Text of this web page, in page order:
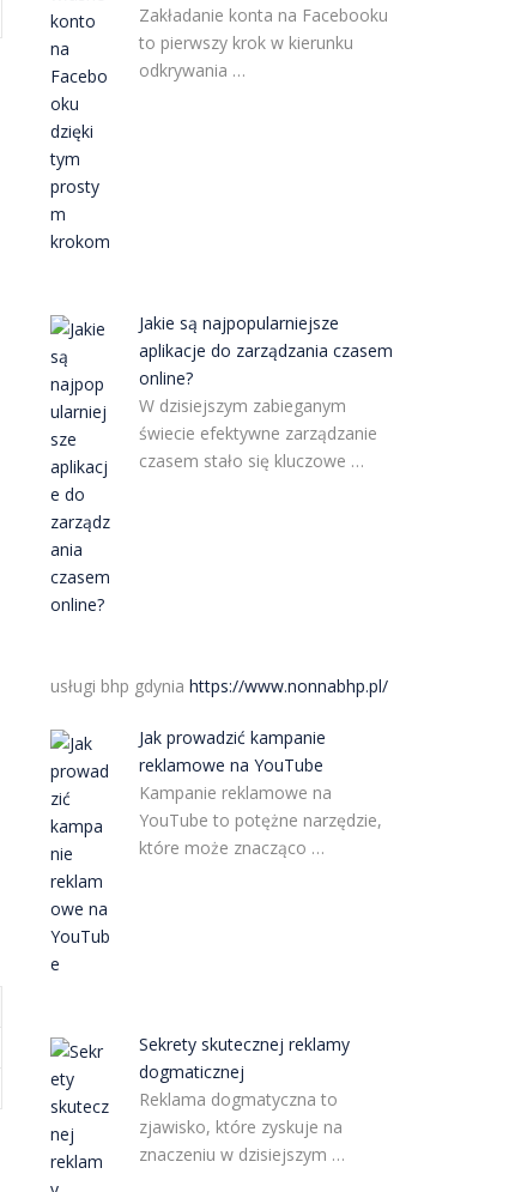
Zakładanie konta na Facebooku
to pierwszy krok w kierunku
odkrywania …
Jakie są najpopularniejsze
aplikacje do zarządzania czasem
online?
W dzisiejszym zabieganym
świecie efektywne zarządzanie
czasem stało się kluczowe …
usługi bhp gdynia https://www.nonnabhp.pl/
Jak prowadzić kampanie
reklamowe na YouTube
Kampanie reklamowe na
YouTube to potężne narzędzie,
które może znacząco …
Sekrety skutecznej reklamy
dogmaticznej
Reklama dogmatyczna to
zjawisko, które zyskuje na
znaczeniu w dzisiejszym …